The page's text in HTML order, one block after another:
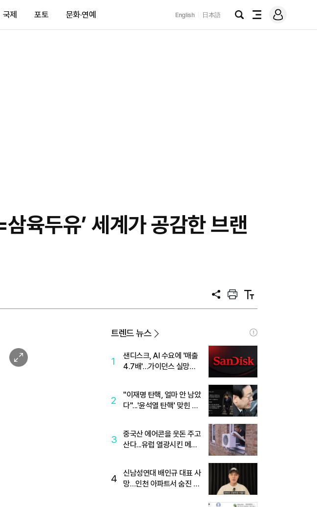
국제 포토 문화·연예 English 日本語
검
전
메
그
육두유’ 세계가 공감한 브랜
공
프
트
텍
트
이
미
트렌드 뉴스
1
샌디스크, AI 수요에 '매출
4.7배'…가이던스 실망에
2
"이재명 탄핵, 얼마 안 남았
다"...'윤석열 탄핵' 맞힌 무
3
중국산 에어콘을 웃돈 주고
산다...유럽 열광시킨 메이
4
신남성연대 배인규 대표 사
망…인천 아파트서 숨진 채